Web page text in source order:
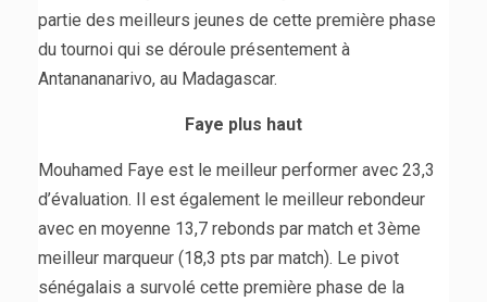
partie des meilleurs jeunes de cette première phase
du tournoi qui se déroule présentement à
Antanananarivo, au Madagascar.
Faye plus haut
Mouhamed Faye est le meilleur performer avec 23,3
d’évaluation. Il est également le meilleur rebondeur
avec en moyenne 13,7 rebonds par match et 3ème
meilleur marqueur (18,3 pts par match). Le pivot
sénégalais a survolé cette première phase de la